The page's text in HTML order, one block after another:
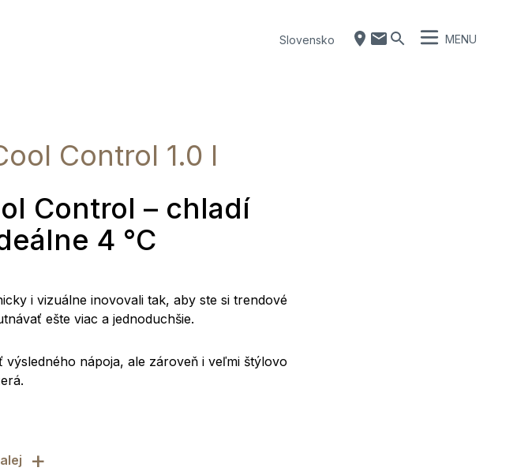
Slovensko MENU
Control 1.0 l
Control – chladí
4 °C
i vizuálne inovovali tak, aby ste si trendové
ešte viac a jednoduchšie.
nápoja, ale zároveň i veľmi štýlovo
+